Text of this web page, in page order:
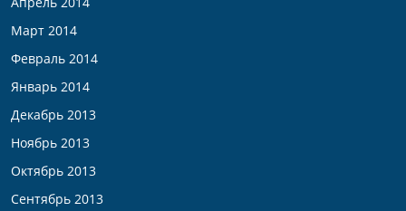
Март 2014
Февраль 2014
Январь 2014
Декабрь 2013
Ноябрь 2013
Октябрь 2013
Сентябрь 2013